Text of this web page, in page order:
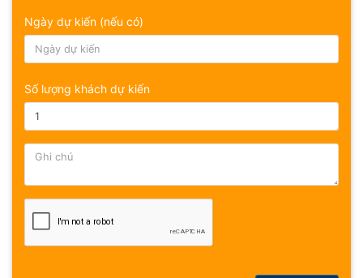
Ngày dự kiến (nếu có)
Số lượng khách dự kiến